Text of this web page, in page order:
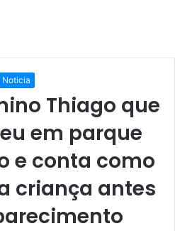
Noticia
Thiago que
em parque
e conta como
criança antes